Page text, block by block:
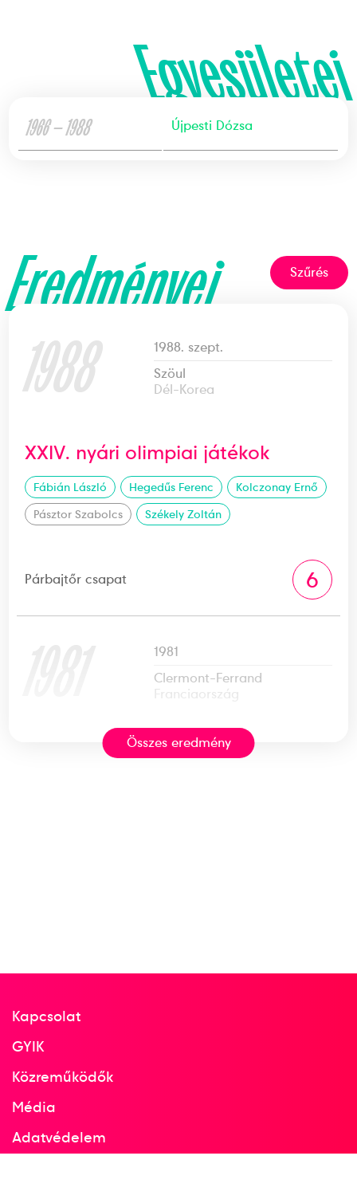
Egyesületei
1966 — 1988 Újpesti Dózsa
Eredményei Szűrés
1988
1988. szept.
Szöul
Dél-Korea
XXIV. nyári olimpiai játékok
Fábián László Hegedűs Ferenc
Kolczonay Ernő
Pásztor Szabolcs
Székely Zoltán
Párbajtőr csapat 6
1981
Clermont-Ferrand
Franciaország
Vívó-világbajnokság
Összes eredmény
Kapcsolat
GYIK
Közreműködők
Média
Adatvédelem